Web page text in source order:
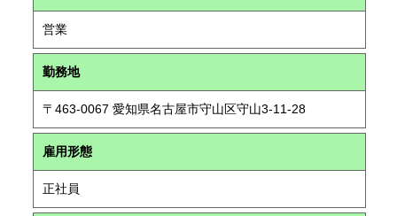
営業
勤務地
〒463-0067 愛知県名古屋市守山区守山3-11-28
雇用形態
正社員